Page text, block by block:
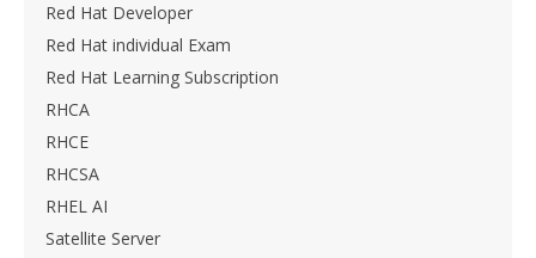
Red Hat Developer
Red Hat individual Exam
Red Hat Learning Subscription
RHCA
RHCE
RHCSA
RHEL AI
Satellite Server